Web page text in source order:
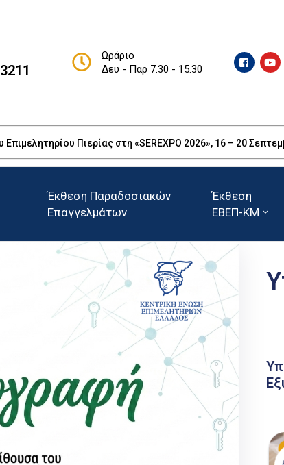
Ωράριο
Δευ - Παρ 7.30 - 15.30
Πιερίας στη «SEREXPO 2026», 16 – 20
Έκθεση Παραδοσιακών
Επαγγελμάτων
Έκθεση
ΕΒΕΠ-ΚΜ